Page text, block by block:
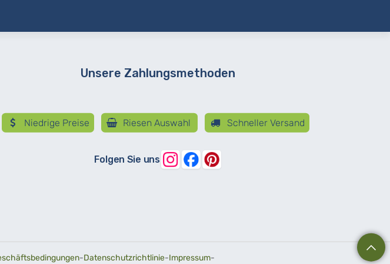
Unsere Zahlungsmethoden
Niedrige Preise Riesen Auswahl Schneller Versand
Folgen Sie uns
-Datenschutzrichtlinie-Impressum-